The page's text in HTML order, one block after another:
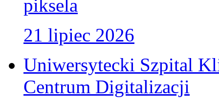
piksela
21 lipiec 2026
Uniwersytecki Szpital
Centrum Digitalizacji